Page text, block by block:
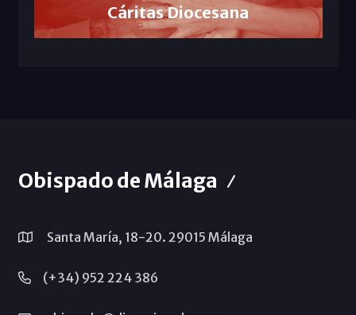
Cáritas Diocesana
Obispado de Málaga
Santa María, 18-20. 29015 Málaga
(+34) 952 224 386